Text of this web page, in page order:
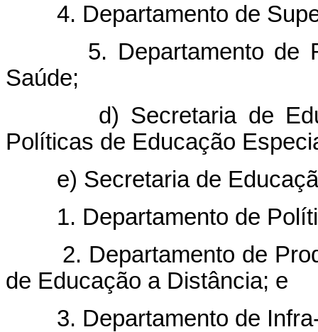
4. Departamento de
5. Departamento de
Saúde;
d) Secretaria de
Políticas de Educação
e) Secretaria de
1. Departamento de
2. Departamento de
de Educação a Distância; e
3. Departamento de Infra-